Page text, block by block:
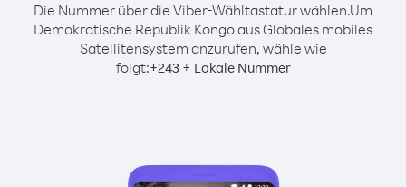
Die Nummer über die Viber-Wähltastatur wählen.Um
Demokratische Republik Kongo aus Globales mobiles
Satellitensystem anzurufen, wähle wie
folgt:+243+ Lokale Nummer